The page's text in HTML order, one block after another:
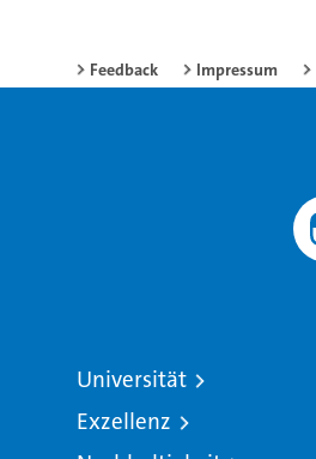
Feedback Impressum
Universität
Exzellenz